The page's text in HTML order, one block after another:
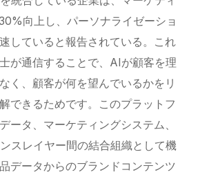
向上し、パーソナライゼーショ
していると報告されている。これ
が通信することで、AIが顧客を理
く、顧客が何を望んでいるかをリ
できるためです。このプラットフ
ータ、マーケティングシステム、
スレイヤー間の結合組織として機
データからのブランドコンテンツ